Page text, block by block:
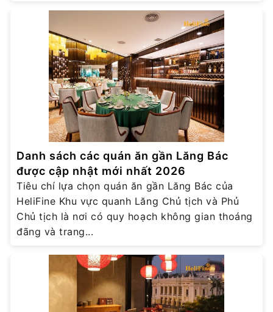
Danh sách các quán ăn gần Lăng Bác
được cập nhật mới nhất 2026
Tiêu chí lựa chọn quán ăn gần Lăng Bác của
HeliFine Khu vực quanh Lăng Chủ tịch và Phủ
Chủ tịch là nơi có quy hoạch không gian thoáng
đãng và trang...